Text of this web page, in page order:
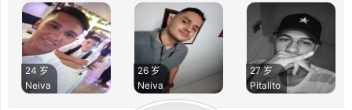
24 岁
Neiva
26 岁
Neiva
27 岁
Pitalito